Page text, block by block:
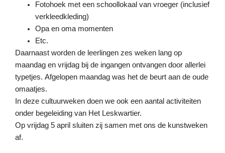
Fotohoek met een schoollokaal van vroeger (inclusief
verkleedkleding)
Opa en oma momenten
Etc.
Daarnaast worden de leerlingen zes weken lang op
maandag en vrijdag bij de ingangen ontvangen door allerlei
typetjes. Afgelopen maandag was het de beurt aan de oude
omaatjes.
In deze cultuurweken doen we ook een aantal activiteiten
onder begeleiding van Het Leskwartier.
Op vrijdag 5 april sluiten zij samen met ons de kunstweken
af.